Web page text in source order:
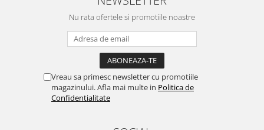
Nu rata ofertele si promotiile noastre
Vreau sa primesc newsletter cu promotiile
magazinului. Afla mai multe in Politica de
Confidentialitate